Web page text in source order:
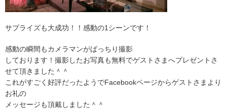
サプライズも大成功！！感動の1シーンです！
感動の瞬間もカメラマンがばっちり撮影
しております！撮影したお写真も無料でゲストさまへプレゼントさ
せて頂きました＾＾
これがすごく好評だったようでFacebookページからゲストさまより
お礼の
メッセージも頂戴しました＾＾